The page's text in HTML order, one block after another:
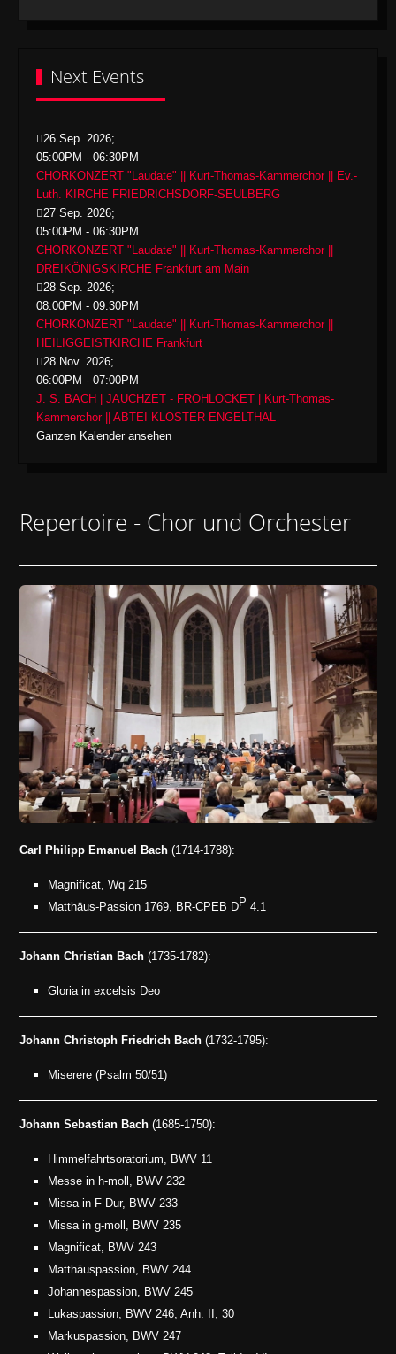
Next Events
26 Sep. 2026;
05:00PM - 06:30PM
CHORKONZERT "Laudate" || Kurt-Thomas-Kammerchor || Ev.-
Luth. KIRCHE FRIEDRICHSDORF-SEULBERG
27 Sep. 2026;
05:00PM - 06:30PM
CHORKONZERT "Laudate" || Kurt-Thomas-Kammerchor ||
DREIKÖNIGSKIRCHE Frankfurt am Main
28 Sep. 2026;
08:00PM - 09:30PM
CHORKONZERT "Laudate" || Kurt-Thomas-Kammerchor ||
HEILIGGEISTKIRCHE Frankfurt
28 Nov. 2026;
06:00PM - 07:00PM
J. S. BACH | JAUCHZET - FROHLOCKET | Kurt-Thomas-
Kammerchor || ABTEI KLOSTER ENGELTHAL
Ganzen Kalender ansehen
Repertoire - Chor und Orchester
Carl Philipp Emanuel Bach (1714-1788):
Magnificat, Wq 215
Matthäus-Passion 1769, BR-CPEB DP 4.1
Johann Christian Bach (1735-1782):
Gloria in excelsis Deo
Johann Christoph Friedrich Bach (1732-1795):
Miserere (Psalm 50/51)
Johann Sebastian Bach (1685-1750):
Himmelfahrtsoratorium, BWV 11
Messe in h-moll, BWV 232
Missa in F-Dur, BWV 233
Missa in g-moll, BWV 235
Magnificat, BWV 243
Matthäuspassion, BWV 244
Johannespassion, BWV 245
Lukaspassion, BWV 246, Anh. II, 30
Markuspassion, BWV 247